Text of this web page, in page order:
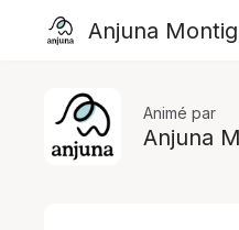
Anjuna
Animé par
Anjuna